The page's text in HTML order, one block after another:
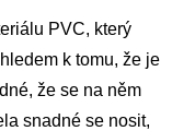
PVC, který
k tomu, že je
že se na něm
snadné se nosit,